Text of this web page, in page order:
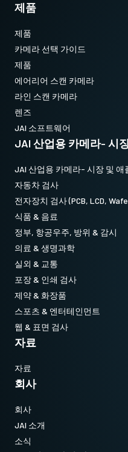
제품
제품
카메라 선택 가이드
제품
에어리어 스캔 카메라
라인 스캔 카메라
렌즈
JAI 소프트웨어
JAI 산업용 카메라- 시
JAI 산업용 카메라- 시장 및 애
자동차 검사
전자장치 검사 (PCB, LCD,
식품 & 음료
정부, 항공우주, 방위 & 감시
의료 & 생명과학
실외 & 교통
포장 & 인쇄 검사
제약 & 화장품
스포츠 & 엔터테인먼트
웹 & 표면 검사
자료
자료
회사
회사
JAI 소개
소식